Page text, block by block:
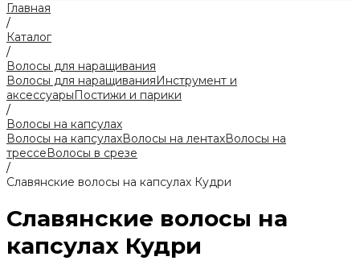
Главная
/
Каталог
/
Волосы для наращивания
Волосы для наращиванияИнструмент и
аксессуарыПостижи и парики
/
Волосы на капсулах
Волосы на капсулахВолосы на лентахВолосы на
трессеВолосы в срезе
/
Славянские волосы на капсулах Кудри
Славянские волосы на
капсулах Кудри